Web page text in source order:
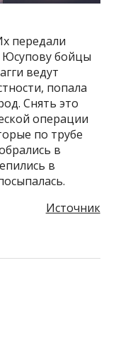
передали
Юсупову бойцы
ведут
попала
Снять это
операции
по трубе
в
в
Источник